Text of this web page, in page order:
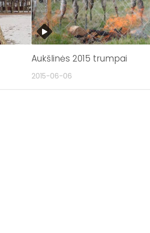
Aukšlinės 2015 trumpai
2015-06-06